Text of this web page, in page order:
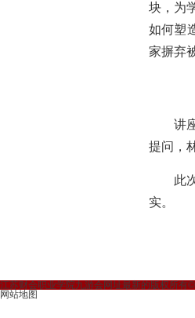
块，为
如何塑
家摒弃
讲
提问，
此
实。
江苏财会职业学院九游会网址最新的版权所
网站地图